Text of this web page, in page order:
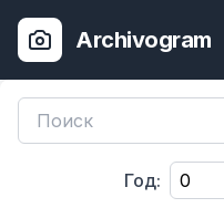
Archivogram
Год: